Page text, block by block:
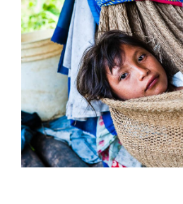
Larger
Image